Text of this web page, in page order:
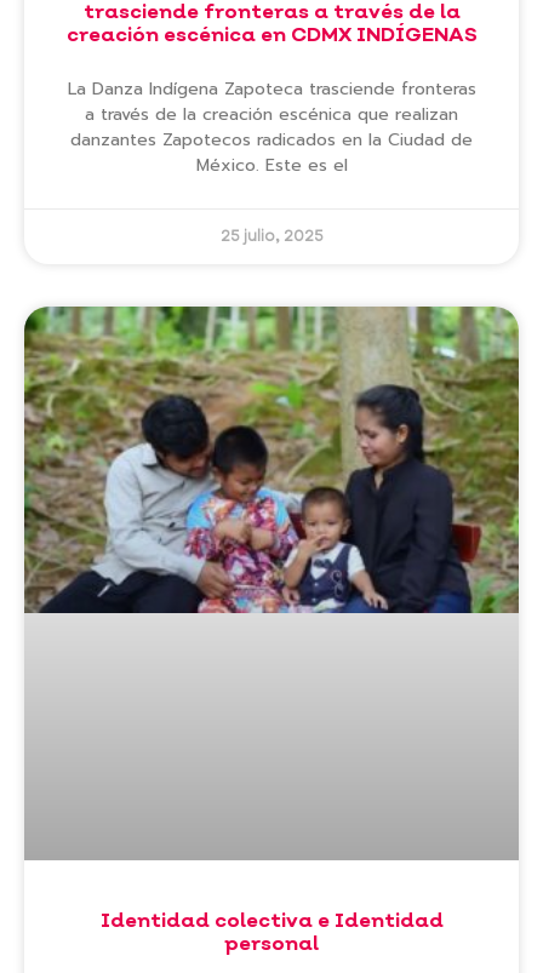
trasciende fronteras a través de la
creación escénica en CDMX INDÍGENAS
La Danza Indígena Zapoteca trasciende fronteras
a través de la creación escénica que realizan
danzantes Zapotecos radicados en la Ciudad de
México. Este es el
25 julio, 2025
Identidad colectiva e Identidad
personal